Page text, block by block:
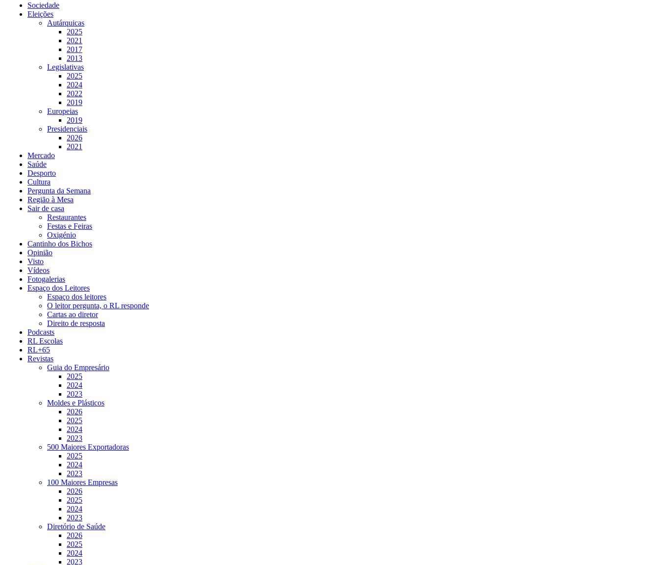
Sociedade
Eleições
Autárquicas
2025
2021
2017
2013
Legislativas
2025
2024
2022
2019
Europeias
2019
Presidenciais
2026
2021
Mercado
Saúde
Desporto
Cultura
Pergunta da Semana
Região à Mesa
Sair de casa
Restaurantes
Festas e Feiras
Oxigénio
Cantinho dos Bichos
Opinião
Visto
Vídeos
Fotogalerias
Espaço dos Leitores
Espaço dos leitores
O leitor pergunta, o RL responde
Cartas ao diretor
Direito de resposta
Podcasts
RL Escolas
RL+65
Revistas
Guia do Empresário
2025
2024
2023
Moldes e Plásticos
2026
2025
2024
2023
500 Maiores Exportadoras
2025
2024
2023
100 Maiores Empresas
2026
2025
2024
2023
Diretório de Saúde
2026
2025
2024
2023